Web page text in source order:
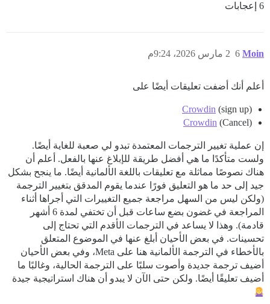
6 إعجابات
Moin 2 مارس 2026، 9:24م 6
أعلم أنك أضفت تعليقات أيضًا على
Crowdin (sign up)
Crowdin (Cancel)
إن عملية تغيير الترجمات المعتمدة تبدو لي صعبة للغاية أيضًا.
ولست متأكدًا ما هي أفضل طريقة للإبلاغ عنها بالفعل. أعلم أن
هناك نصوصًا مماثلة مع تعليقات باللغة الألمانية أيضًا. ما ينجح بشكل
جيد إلى حد ما هو التعليق فورًا عندما يقوم المدقق بتغيير الترجمة
(ولكن ليس من السهل مراجعة جميع التغييرات التي أجراها أثناء
المراجعة في غضون بضع ساعات قبل أن تختفي لمدة 6 أشهر
قادمة). وهذا لا يساعد في الترجمات الأقدم التي تحتاج إلى
تحسينات. في بعض الأحيان أبلغ عنها في الموضوع المتعلق
بالأخطاء في الترجمة الألمانية هنا على Meta، وفي بعض الأحيان
أضيف ترجمة جديدة وأصوت سلبًا على الترجمة الحالية، وغالبًا ما
أضيف تعليقًا أيضًا. ولكن حتى الآن لا يبدو أن هناك استراتيجية جيدة